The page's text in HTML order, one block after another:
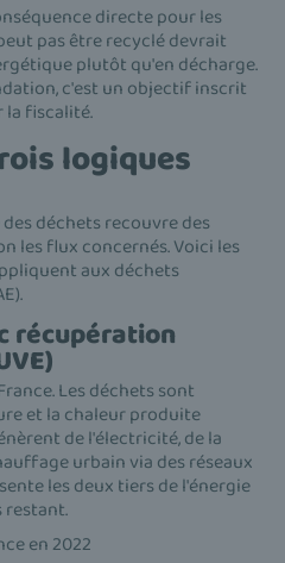
directe pour les
pas être recyclé devrait
plutôt qu'en décharge.
c'est un objectif inscrit
la fiscalité.
logiques
déchets recouvre des
les flux concernés. Voici les
aux déchets
récupération
Les déchets sont
et la chaleur produite
de l'électricité, de la
urbain via des réseaux
les deux tiers de l'énergie
en 2022